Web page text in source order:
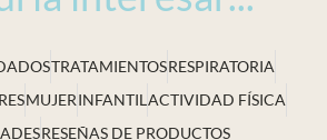
TRATAMIENTOSRESPIRATORIA
MUJERINFANTILACTIVIDAD FÍSICA
RESEÑAS DE PRODUCTOS